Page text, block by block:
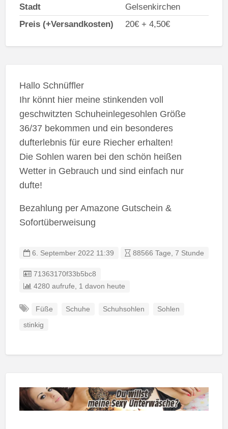
Stadt
Gelsenkirchen
Preis (+Versandkosten)
20€ + 4,50€
Hallo Schnüffler
Ihr könnt hier meine stinkenden voll
geschwitzten Schuheinlegesohlen Größe
36/37 bekommen und ein besonderes
dufterlebnis für eure Riecher erhalten!
Die Sohlen waren bei den schön heißen
Wetter in Gebrauch und sind einfach nur
dufte!
Bezahlung per Amazone Gutschein &
Sofortüberweisung
6. September 2022 11:39 88566 Tage, 7 Stunde
Listing ID
71363170f33b5bc8
4280 aufrufe, 1 davon heute
Füße Schuhe Schuhsohlen Sohlen
stinkig